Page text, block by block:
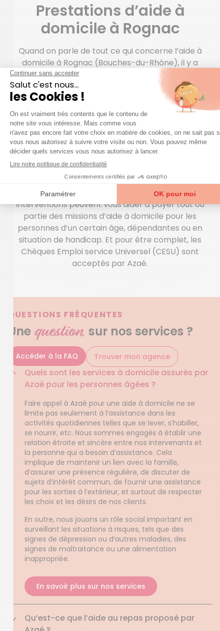
Prestations d’aide à
domicile à Rognac
Quand on parle de tout ce qui concerne l’aide à
domicile à Rognac (Bouches-du-Rhône), il y a
énormément de sujets à aborder. Ce terme englobe
plusieurs métiers, citons par exemple les aides
ménagères, les auxiliaires de vie à domicile, les
dames de compagnie… Quels sont leurs rôles ? Vous
permettre de passer plus de temps avec vos
proches en vous déchargeant de tâches
chronophages ou apporter une assistance
indispensable aux personnes dont l’autonomie
diminue petit à petit. Il convient de rappeler qu’en
France des aides, notamment l’Allocation
Personnalisée d’Autonomie, pour accéder à des
interventions peuvent vous aider à payer tout ou
partie des missions d’aide à domicile pour les
personnes d’un certain âge, dépendantes ou en
situation de handicap. Et pour être complet, les
Chèques Emploi service Universel (CESU) sont
acceptés par Azaé.
QUESTIONS FRÉQUENTES
Une question sur nos services ?
Accéder à la FAQ Trouver mon agence
Quels sont les services à domicile assurés par
Azaé pour les personnes âgées ?
Faire appel à Azaé pour une aide à domicile ne se
limite pas seulement à l’assistance dans les
activités quotidiennes telles que se lever, s’habiller,
se nourrir, etc. Nous sommes engagés à établir une
relation étroite et sincère entre nos intervenants et
la personne qui a besoin d’assistance. Cela
implique de maintenir un lien avec la famille,
d’assurer une présence régulière, de discuter de
sujets d’intérêt commun, de fournir une assistance
pour les sorties à l’extérieur, et surtout de respecter
les choix et les désirs de nos clients.
En outre, nous jouons un rôle social important en
surveillant les situations à risques, tels que des
signes de dépression ou d’autres maladies, des
signes de maltraitance ou une alimentation
inappropriée.
En savoir plus sur nos services
Qu’est-ce que l’aide au repas proposé par